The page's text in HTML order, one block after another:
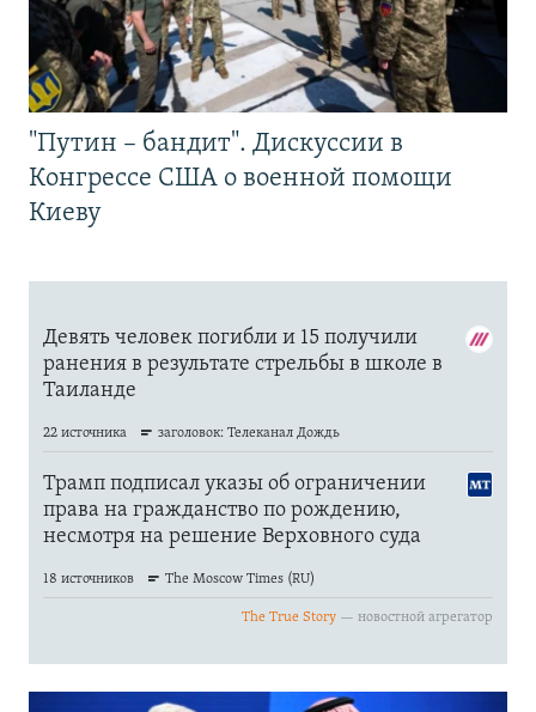
"Путин – бандит". Дискуссии в
Конгрессе США о военной помощи
Киеву